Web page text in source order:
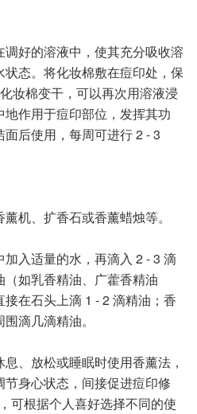
好的溶液中，使其充分吸收溶
态。将化妆棉敷在痘印处，保
妆棉变干，可以再次用溶液浸
作用于痘印部位，发挥其功
后使用，每周可进行 2 - 3
机、扩香石或香薰蜡烛等。
入适量的水，再滴入 2 - 3 滴
如乳香精油、广藿香精油
在石头上滴 1 - 2 滴精油；香
滴几滴精油。
、放松或睡眠时使用香薰法，
身心状态，间接促进痘印修
可根据个人喜好选择不同的使